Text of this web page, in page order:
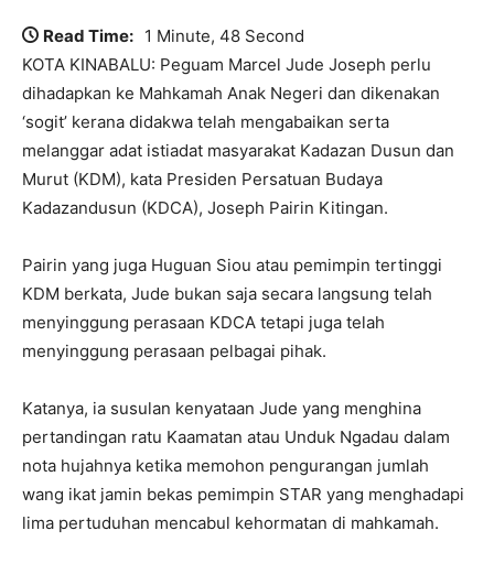
Read Time: 1 Minute, 48 Second
KOTA KINABALU: Peguam Marcel Jude Joseph perlu
dihadapkan ke Mahkamah Anak Negeri dan dikenakan
‘sogit’ kerana didakwa telah mengabaikan serta
melanggar adat istiadat masyarakat Kadazan Dusun dan
Murut (KDM), kata Presiden Persatuan Budaya
Kadazandusun (KDCA), Joseph Pairin Kitingan.
Pairin yang juga Huguan Siou atau pemimpin tertinggi
KDM berkata, Jude bukan saja secara langsung telah
menyinggung perasaan KDCA tetapi juga telah
menyinggung perasaan pelbagai pihak.
Katanya, ia susulan kenyataan Jude yang menghina
pertandingan ratu Kaamatan atau Unduk Ngadau dalam
nota hujahnya ketika memohon pengurangan jumlah
wang ikat jamin bekas pemimpin STAR yang menghadapi
lima pertuduhan mencabul kehormatan di mahkamah.